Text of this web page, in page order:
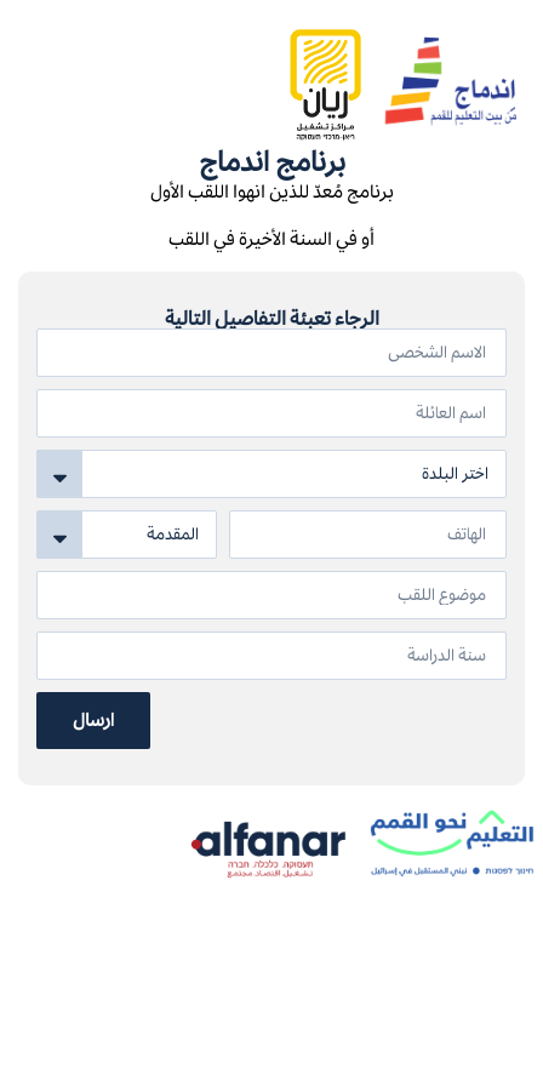
برنامج اندماج
برنامج مُعدّ للذين انهوا اللقب الأول
أو في السنة الأخيرة في اللقب
الرجاء تعبئة التفاصيل التالية
ارسال